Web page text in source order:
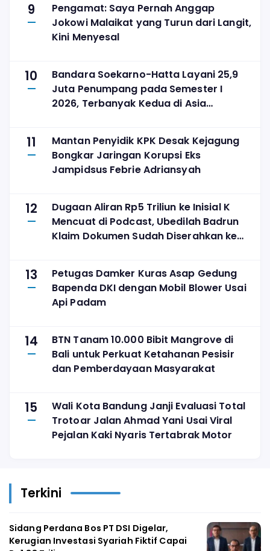
9
Pengamat: Saya Pernah Anggap
Jokowi Malaikat yang Turun dari Langit,
Kini Menyesal
10
Bandara Soekarno-Hatta Layani 25,9
Juta Penumpang pada Semester I
2026, Terbanyak Kedua di Asia
11
Mantan Penyidik KPK Desak Kejagung
Bongkar Jaringan Korupsi Eks
Jampidsus Febrie Adriansyah
12
Dugaan Aliran Rp5 Triliun ke Inisial K
Mencuat di Podcast, Ubedilah Badrun
Klaim Dokumen Sudah Diserahkan ke
13
Petugas Damker Kuras Asap Gedung
Bapenda DKI dengan Mobil Blower Usai
Api Padam
14
BTN Tanam 10.000 Bibit Mangrove di
Bali untuk Perkuat Ketahanan Pesisir
dan Pemberdayaan Masyarakat
15
Wali Kota Bandung Janji Evaluasi Total
Trotoar Jalan Ahmad Yani Usai Viral
Pejalan Kaki Nyaris Tertabrak Motor
Terkini
Sidang Perdana Bos PT DSI Digelar,
Kerugian Investasi Syariah Fiktif Capai